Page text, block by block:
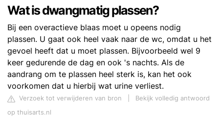
Wat is dwangmatig plassen?
Bij een overactieve blaas moet u opeens nodig
plassen. U gaat ook heel vaak naar de wc, omdat u het
gevoel heeft dat u moet plassen. Bijvoorbeeld wel 9
keer gedurende de dag en ook 's nachts. Als de
aandrang om te plassen heel sterk is, kan het ook
voorkomen dat u hierbij wat urine verliest.
Verzoek tot verwijderen van bron
Bekijk volledig antwoord
op thuisarts.nl